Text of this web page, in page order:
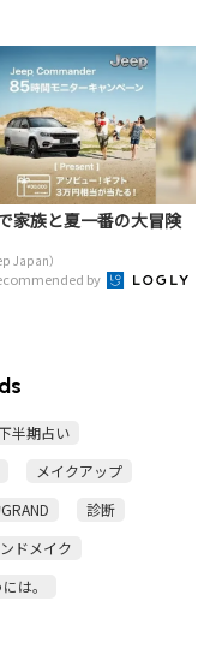
家族と夏一番の大冒険
Japan）
by
半期占い
メイクアップ
診断
ドメイク
は。